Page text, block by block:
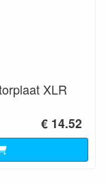
XLR
€ 14.52